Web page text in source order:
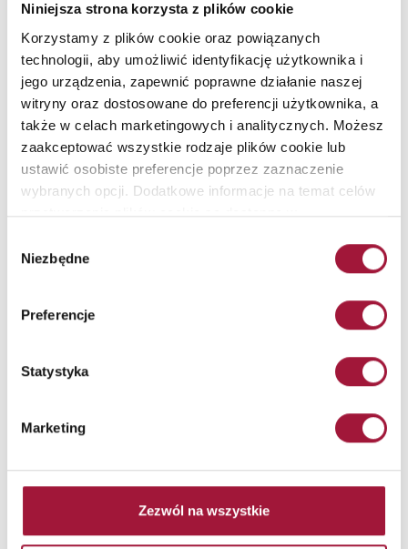
Niniejsza strona korzysta z plików cookie
Korzystamy z plików cookie oraz powiązanych
technologii, aby umożliwić identyfikację użytkownika i
jego urządzenia, zapewnić poprawne działanie naszej
witryny oraz dostosowane do preferencji użytkownika, a
także w celach marketingowych i analitycznych. Możesz
zaakceptować wszystkie rodzaje plików cookie lub
ustawić osobiste preferencje poprzez zaznaczenie
wybranych opcji. Dodatkowe informacje na temat celów
przetwarzania plików cookie są dostępne w
zgody
Niezbędne
Preferencje
Statystyka
Marketing
Zezwól na wszystkie
ZAMÓW KONTAKT
ZAWSZE BĄDŹ NA BIEŻĄCO
ZAPISZ SIĘ DO NASZEGO
Wyrażam zgodę na przetwarzanie moich danych osobowych
Polityce
Prywatności